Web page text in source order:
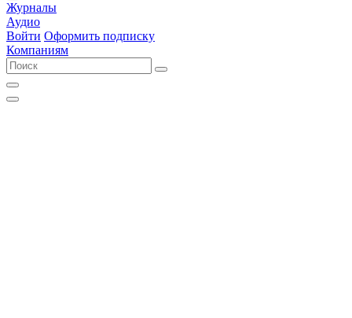
Журналы
Аудио
Войти Оформить подписку
Компаниям